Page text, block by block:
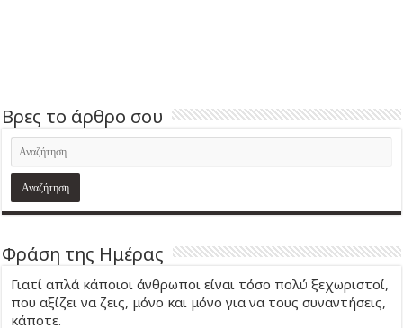
Βρες το άρθρο σου
Φράση της Ημέρας
Γιατί απλά κάποιοι άνθρωποι είναι τόσο πολύ ξεχωριστοί,
που αξίζει να ζεις, μόνο και μόνο για να τους συναντήσεις,
κάποτε.